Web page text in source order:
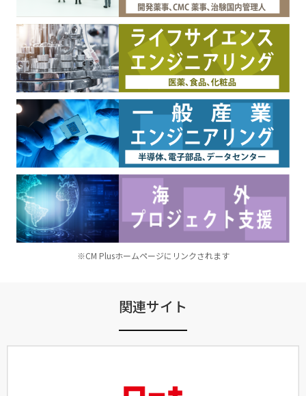
※CM Plusホームページにリンクされます
関連サイト